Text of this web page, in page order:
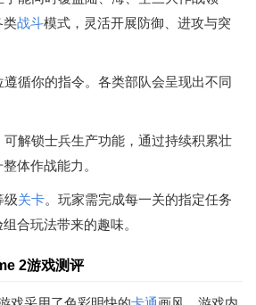
类战斗模式，灵活开展防御、进攻与突
循你的指令。各类部队会呈现出不同
解锁士兵生产功能，通过持续积累壮
体作战能力。
级关卡。玩家需完成每一关的指定任务
合玩法带来的趣味。
2游戏测评